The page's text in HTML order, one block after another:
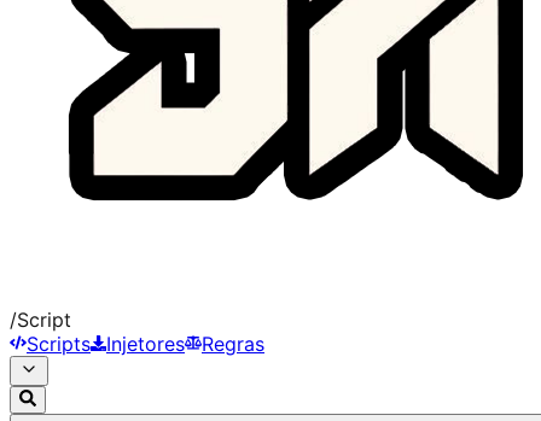
/Script
Scripts
Injetores Regras